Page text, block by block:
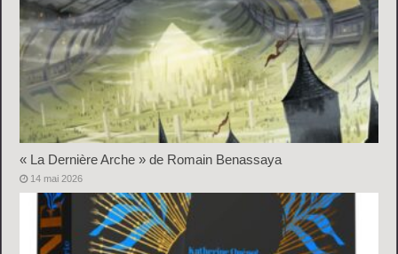
« La Dernière Arche » de Romain Benassaya
14 mai 2026